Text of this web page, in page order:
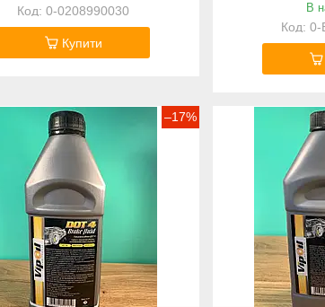
0-0208990030
Купити
В
0-
–17%